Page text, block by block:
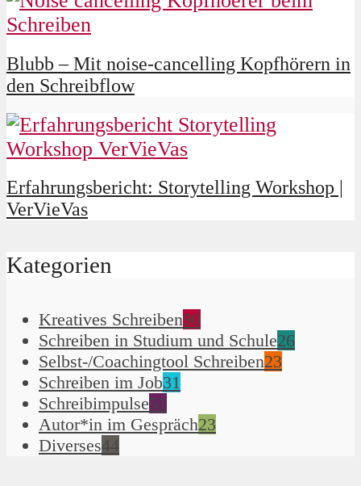
Blubb – Mit noise-cancelling Kopfhörern in
den Schreibflow
Erfahrungsbericht: Storytelling Workshop |
VerVieVas
Kategorien
Kreatives Schreiben90
Schreiben in Studium und Schule26
Selbst-/Coachingtool Schreiben23
Schreiben im Job31
Schreibimpulse51
Autor*in im Gespräch23
Diverses44